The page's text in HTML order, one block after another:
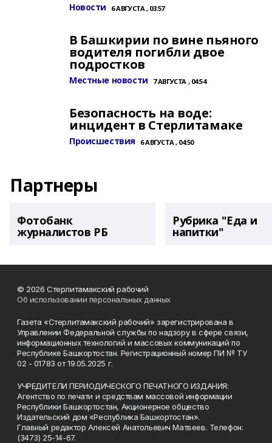
Новости 6 АВГУСТА , 03:57
В Башкирии по вине пьяного
водителя погибли двое
подростков
Местные новости 7 АВГУСТА , 04:54
Безопасность на воде:
инцидент в Стерлитамаке
Происшествия 6 АВГУСТА , 04:50
Партнеры
Фотобанк
журналистов РБ
Рубрика "Еда и
напитки"
© 2026 Стерлитамакский рабочий
Об использовании персональных данных
Газета «Стерлитамакский рабочий» зарегистрирована в
Управлении Федеральной службы по надзору в сфере связи,
информационных технологий и массовых коммуникаций по
Республике Башкортостан. Регистрационный номер ПИ № ТУ
02 - 01783 от 19.05.2025 г.
УЧРЕДИТЕЛИ ПЕРИОДИЧЕСКОГО ПЕЧАТНОГО ИЗДАНИЯ:
Агентство по печати и средствам массовой информации
Республики Башкортостан, Акционерное общество
Издательский дом «Республика Башкортостан».
Главный редактор Алексей Анатольевич Матвеев. Телефон:
(3473) 25-14-67.